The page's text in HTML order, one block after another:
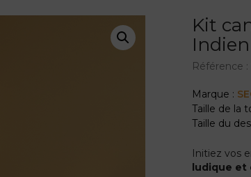
Kit
Indien
Référence :
Marque :
Taille de la
Taille du
Initiez vos
ludique et